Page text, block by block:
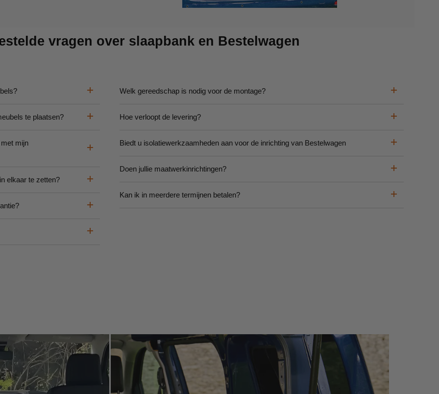
vragen over slaapbank en Bestelwagen
te plaatsen?
mijn
elkaar te zetten?
Welk gereedschap is nodig voor de montage?
Hoe verloopt de levering?
Biedt u isolatiewerkzaamheden aan voor de inrichting van Bestelwagen
Doen jullie maatwerkinrichtingen?
Kan ik in meerdere termijnen betalen?